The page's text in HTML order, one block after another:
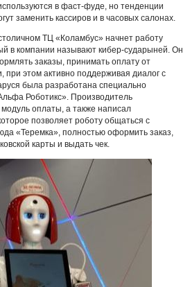
в фаст-фуде, но тенденции
заменить кассиров и в часовых салонах.
ТЦ «Коламбус» начнет работу
в компании называют кибер-сударыней. Он
заказы, принимать оплату от
при этом активно поддерживая диалог с
была разработана специально
Роботикс». Производитель
оплаты, а также написал
позволяет роботу общаться с
«Теремка», полностью оформить заказ,
карты и выдать чек.